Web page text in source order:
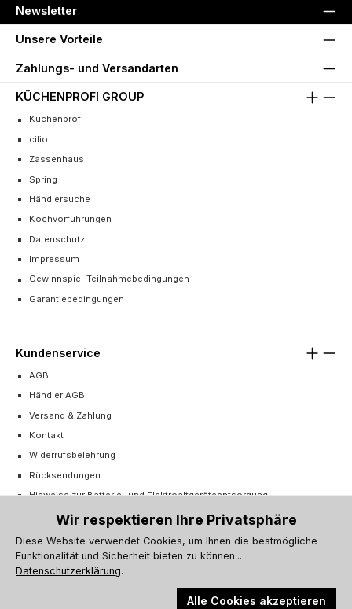
Newsletter
Unsere Vorteile
Zahlungs- und Versandarten
KÜCHENPROFI GROUP
Küchenprofi
cilio
Zassenhaus
Spring
Händlersuche
Kochvorführungen
Datenschutz
Impressum
Gewinnspiel-Teilnahmebedingungen
Garantiebedingungen
Kundenservice
AGB
Händler AGB
Versand & Zahlung
Kontakt
Widerrufsbelehrung
Rücksendungen
Hinweise zur Batterie- und Elektroaltgeräteentsorgung
Cookie-Einstellungen
Vertrag widerrufen
Wir respektieren Ihre Privatsphäre
Diese Website verwendet Cookies, um Ihnen die bestmögliche
Funktionalität und Sicherheit bieten zu können...
Datenschutzerklärung.
Alle Cookies akzeptieren